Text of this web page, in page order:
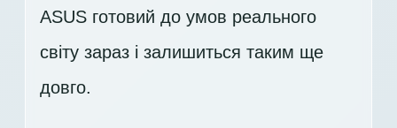
ASUS готовий до умов реального
світу зараз і залишиться таким ще
довго.